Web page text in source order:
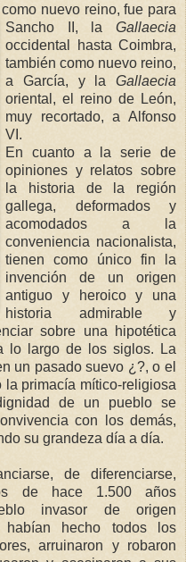
nuevo reino, fue para
Sancho II,
laGallaecia
occidental hasta Coimbra,
también como nuevo reino,
a García, y
la Gallaecia
oriental, el reino de León,
muy recortado, a Alfonso
VI.
En cuanto a la serie de
opiniones y relatos sobre
la historia de la región
gallega, deformados y
acomodados a la
conveniencia nacionalista,
tienen como único fin la
invención de un origen
antiguo y heroico y una
historia admirable y
sobre una hipotética
lo largo de los siglos. La
un pasado suevo ¿?, o el
la primacía mítico-religiosa
de un pueblo se
con los demás,
su grandeza día a día.
de diferenciarse,
de hace 1.500 años
invasor de origen
habían hecho todos los
arruinaron y robaron